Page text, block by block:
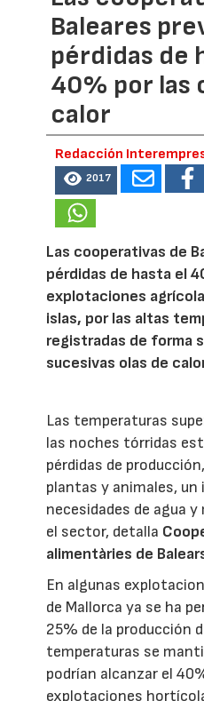
Baleares
pérdidas de
40% por las
calor
Redacción
2017
Las cooperativas de
pérdidas de hasta el
explotaciones
islas, por las altas
registradas de forma
sucesivas olas de
Las temperaturas
las noches tórridas
pérdidas de
plantas y animales,
necesidades de agua
el sector, detalla
alimentàries de
En algunas
de Mallorca ya se ha
25% de la producción
temperaturas se
podrían alcanzar el
explotaciones